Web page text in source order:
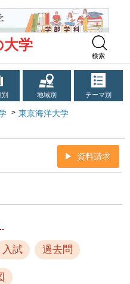
大学
検索
別 地域別 テーマ別
東京海洋大学
資料請求
入試 過去問